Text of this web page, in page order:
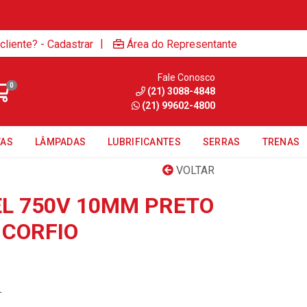
- Cadastrar | Área do Representante
0
Fale Conosco
(21) 3088-4848
(21) 99602-4800
LÂMPADAS LUBRIFICANTES SERRAS TRENAS
VOLTAR
750V 10MM PRETO